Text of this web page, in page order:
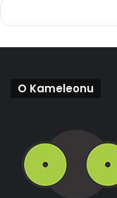
O Kameleonu